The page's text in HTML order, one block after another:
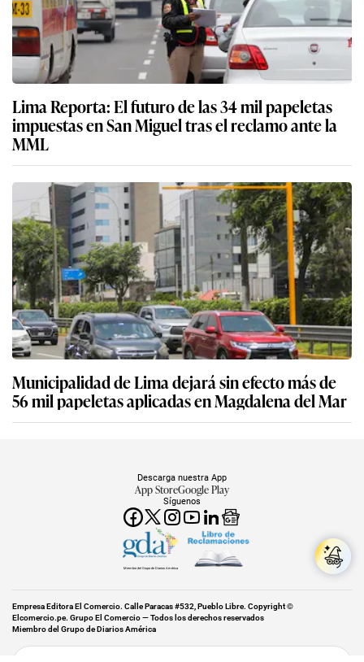
Lima Reporta: El futuro de las 34 mil papeletas
impuestas en San Miguel tras el reclamo ante la
MML
Municipalidad de Lima dejará sin efecto más de
56 mil papeletas aplicadas en Magdalena del Mar
Síguenos
Descarga nuestra App
App StoreGoogle Play
Miembro del Grupo de Diarios América
Empresa Editora El Comercio. Calle Paracas #532, Pueblo Libre. Copyright ©
Elcomercio.pe. Grupo El Comercio — Todos los derechos reservados
Miembro del Grupo de Diarios América